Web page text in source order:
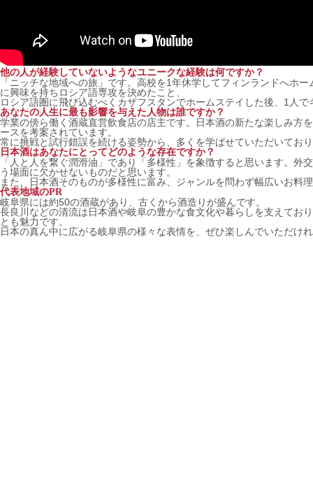
他の人が経験していないようなユニークな経験は何ですか？
「ニッチな地域への旅」です。高校を1年休学してフィンランドへホ
に興味を持ちロシア語専攻を決めたこと、
ロシア語圏に飛び込むべくカザフスタンでホームステイした後、1人
あなたの人生に最も影響を与えた人物は誰ですか？
学業の傍ら働く酒蔵直営飲食店の店主です。日本酒の新たな楽しみ方
ースを考案されています。
常に挑戦と試行錯誤を続ける姿勢から、多くを学ばせていただいてお
日本酒はあなたにとってどのような存在ですか？
「人と人を繋ぐ潤滑油」であり「多様性」を象徴すると思います。
う場面に欠かせないものだと思います。
また、日本酒そのものが多様性に富み、ジャンルを問わず幅広いお料
代表地域のPR
岐阜県には約50の酒蔵があり、古くから酒造りが盛んです。
長良川などの清流は日本酒や岐阜の豊かな食文化や暮らしを支えてお
とも魅力です。
日本の真ん中に広がる岐阜県の様々な表情を、ぜひ楽しんでいただけ